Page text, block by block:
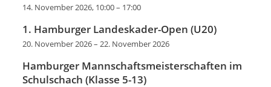
14. November 2026, 10:00– 17:00
1. Hamburger Landeskader-Open (U20)
20. November 2026–22. November 2026
Hamburger Mannschaftsmeisterschaften im
Schulschach (Klasse 5-13)